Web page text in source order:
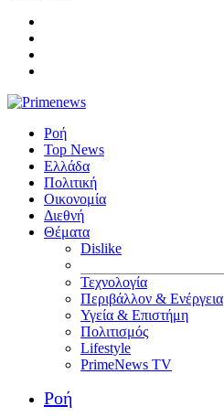
Ροή
Top News
Ελλάδα
Πολιτική
Οικονομία
Διεθνή
Θέματα
Dislike
Τεχνολογία
Περιβάλλον & Ενέργεια
Υγεία & Επιστήμη
Πολιτισμός
Lifestyle
PrimeNews TV
Ροή